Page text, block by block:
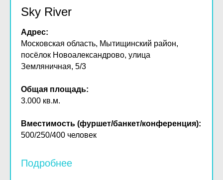
Sky River
Адрес:
Московская область, Мытищинский район,
посёлок Новоалександрово, улица
Земляничная, 5/3
Общая площадь:
3.000 кв.м.
Вместимость (фуршет/банкет/конференция):
500/250/400 человек
Подробнее